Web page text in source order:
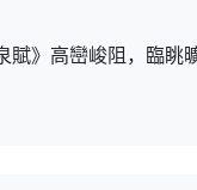
賦》高巒峻阻，臨眺